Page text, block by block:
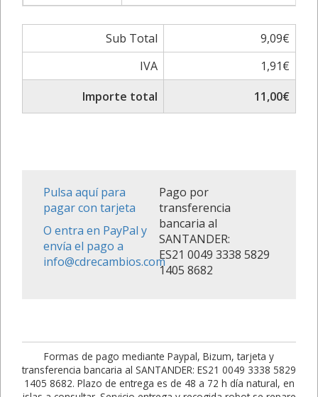
Sub Total
9,09€
IVA
1,91€
Importe total
11,00€
Pulsa aquí para
pagar con tarjeta
O entra en PayPal y
envía el pago a
info@cdrecambios.com
Pago por
transferencia
bancaria al
SANTANDER:
ES21 0049 3338 5829
1405 8682
Formas de pago mediante Paypal, Bizum, tarjeta y
transferencia bancaria al SANTANDER: ES21 0049 3338 5829
1405 8682. Plazo de entrega es de 48 a 72 h día natural, en